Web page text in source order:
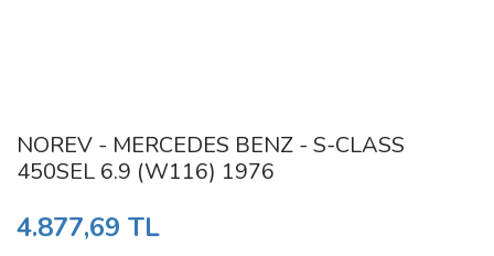
NOREV - MERCEDES BENZ - S-CLASS
450SEL 6.9 (W116) 1976
4.877,69 TL